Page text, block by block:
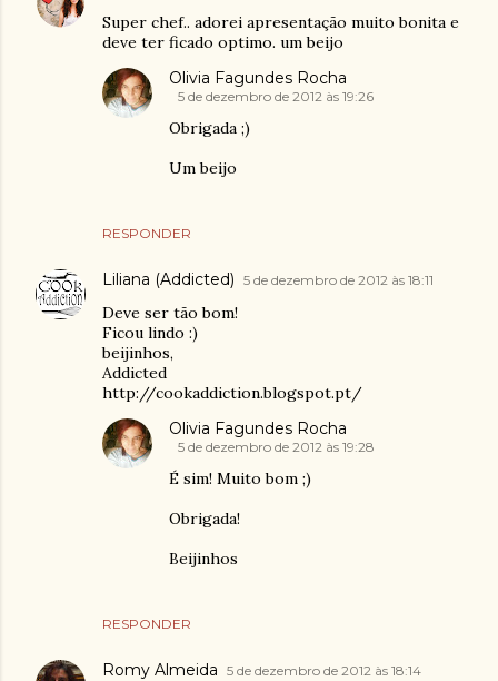
Super chef.. adorei apresentação muito bonita e
deve ter ficado optimo. um beijo
RESPONDER
Olivia Fagundes Rocha
5 de dezembro de 2012 às 19:26
Obrigada ;)
Um beijo
Liliana (Addicted) 5 de dezembro de 2012 às 18:11
Deve ser tão bom!
Ficou lindo :)
beijinhos,
Addicted
http://cookaddiction.blogspot.pt/
RESPONDER
Olivia Fagundes Rocha
5 de dezembro de 2012 às 19:28
É sim! Muito bom ;)
Obrigada!
Beijinhos
Romy Almeida 5 de dezembro de 2012 às 18:14